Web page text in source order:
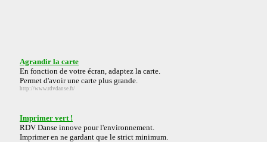
Agrandir la carte
En fonction de votre écran, adaptez la carte.
Permet d'avoir une carte plus grande.
http://www.rdvdanse.fr/
Imprimer vert !
RDV Danse innove pour l'environnement.
Imprimer en ne gardant que le strict minimum.